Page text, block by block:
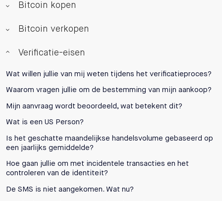
Bitcoin kopen
Bitcoin verkopen
Verificatie-eisen
Wat willen jullie van mij weten tijdens het verificatieproces?
Waarom vragen jullie om de bestemming van mijn aankoop?
Mijn aanvraag wordt beoordeeld, wat betekent dit?
Wat is een US Person?
Is het geschatte maandelijkse handelsvolume gebaseerd op
een jaarlijks gemiddelde?
Hoe gaan jullie om met incidentele transacties en het
controleren van de identiteit?
De SMS is niet aangekomen. Wat nu?